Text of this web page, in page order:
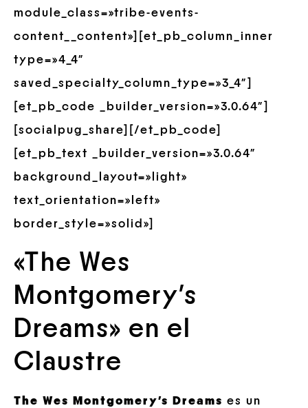
module_class=»tribe-events-
content__content»][et_pb_column_inner
type=»4_4″
saved_specialty_column_type=»3_4″]
[et_pb_code _builder_version=»3.0.64″]
[socialpug_share][/et_pb_code]
[et_pb_text _builder_version=»3.0.64″
background_layout=»light»
text_orientation=»left»
border_style=»solid»]
«The Wes
Montgomery’s
Dreams» en el
Claustre
The Wes Montgomery’s Dreams es un